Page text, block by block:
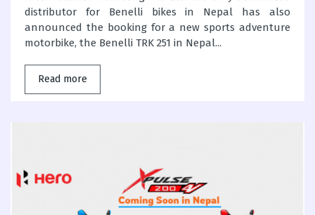
distributor for Benelli bikes in Nepal has also
announced the booking for a new sports adventure
motorbike, the Benelli TRK 251 in Nepal...
Read more